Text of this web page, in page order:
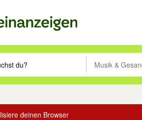
Eingabetaste drücken um zu
Musik &
deinen Browser